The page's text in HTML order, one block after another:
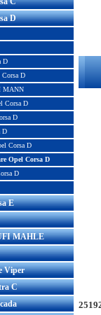
D
D
Corsa D
MANN
Corsa D
D
D
Corsa D
Opel Corsa D
D
E
MAHLE
Viper
C